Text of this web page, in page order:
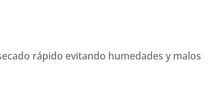
rápido evitando humedades y malos